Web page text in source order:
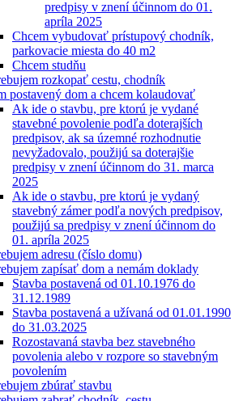
predpisy v znení účinnom do 01.
apríla 2025
Chcem vybudovať prístupový chodník,
parkovacie miesta do 40 m2
Chcem studňu
rozkopať cestu, chodník
postavený dom a chcem kolaudovať
Ak ide o stavbu, pre ktorú je vydané
stavebné povolenie podľa doterajších
predpisov, ak sa územné rozhodnutie
nevyžadovalo, použijú sa doterajšie
predpisy v znení účinnom do 31. marca
2025
Ak ide o stavbu, pre ktorú je vydaný
stavebný zámer podľa nových predpisov,
použijú sa predpisy v znení účinnom do
01. apríla 2025
adresu (číslo domu)
zapísať dom a nemám doklady
Stavba postavená od 01.10.1976 do
31.12.1989
Stavba postavená a užívaná od 01.01.1990
do 31.03.2025
Rozostavaná stavba bez stavebného
povolenia alebo v rozpore so stavebným
povolením
zbúrať stavbu